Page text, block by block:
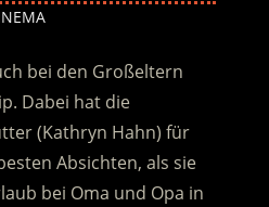
bei den Großeltern
Dabei hat die
(Kathryn Hahn) für
Absichten, als sie
bei Oma und Opa in